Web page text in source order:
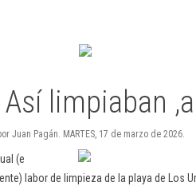
limpiaban
Juan Pagán. MARTES, 17 de marzo de 2026.
(e
labor de limpieza de la playa de Los